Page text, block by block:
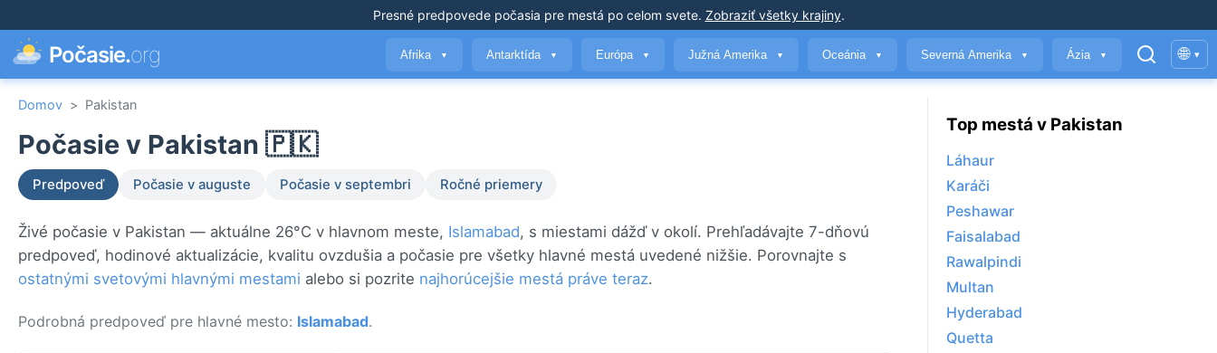
Presné predpovede počasia pre mestá po celom svete. Zobraziť všetky krajiny.
Počasie.org Afrika ▼ Antarktída ▼ Európa ▼ Južná Amerika ▼ Oceánia ▼ Severná Amerika ▼ Ázia ▼ 🌐 ▾
Domov > Pakistan
Počasie v Pakistan 🇵🇰
Predpoveď Počasie v auguste Počasie v septembri Ročné priemery
Živé počasie v Pakistan — aktuálne 26°C v hlavnom meste, Islamabad, s miestami dážď v okolí. Prehľadávajte 7-dňovú
predpoveď, hodinové aktualizácie, kvalitu ovzdušia a počasie pre všetky hlavné mestá uvedené nižšie. Porovnajte s
ostatnými svetovými hlavnými mestami alebo si pozrite najhorúcejšie mestá práve teraz.
Podrobná predpoveď pre hlavné mesto: Islamabad.
Top mestá v Pakistan
Láhaur
Karáči
Peshawar
Faisalabad
Rawalpindi
Multan
Hyderabad
Quetta